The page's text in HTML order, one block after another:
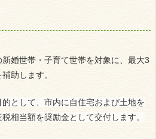
婚世帯・子育て世帯を対象に、最大3
助します。
として、市内に自住宅および土地を
相当額を奨励金として交付します。